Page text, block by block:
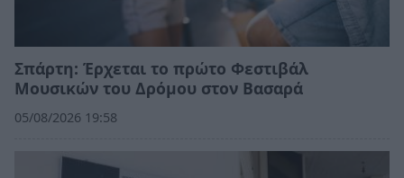
Σπάρτη: Έρχεται το πρώτο Φεστιβάλ
Μουσικών του Δρόμου στον Βασαρά
05/08/2026 19:58